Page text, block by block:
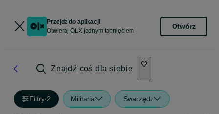
Przejdź do aplikacji
Otwieraj OLX jednym tapnięciem
Otwórz
Znajdź coś dla siebie
Filtry·2 Militaria Swarzędz